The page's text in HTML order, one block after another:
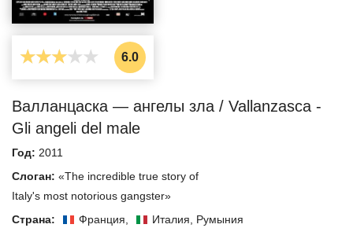
6.0
Валланцаска — ангелы зла / Vallanzasca -
Gli angeli del male
Год: 2011
Слоган: «The incredible true story of
Italy's most notorious gangster»
Страна:
Франция, Италия, Румыния